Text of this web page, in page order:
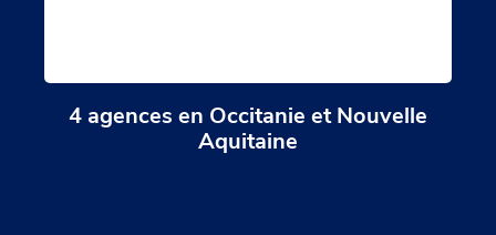
4 agences en Occitanie et Nouvelle
Aquitaine